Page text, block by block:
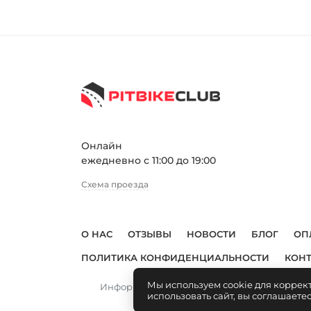
Онлайн
ежедневно с 11:00 до 19:00
Схема проезда
О НАС ОТЗЫВЫ НОВОСТИ БЛОГ
ПОЛИТИКА КОНФИДЕНЦИАЛЬНОСТИ
Информация, размещенная на сайте, не
Мы используем cookie для
использовать сайт, вы